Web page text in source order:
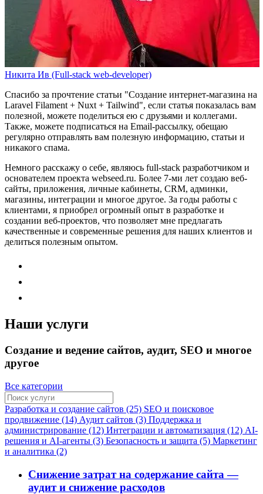
Никита Ив (Full-stack web-developer)
Спасибо за прочтение статьи "Создание интернет-магазина на
Laravel Filament + Nuxt + Tailwind", если статья показалась вам
полезной, можете поделиться ею с друзьями и коллегами.
Также, можете подписаться на Email-рассылку, обещаю
регулярно отправлять вам полезную информацию, статьи и
никакого спама.
Немного расскажу о себе, являюсь full-stack разработчиком и
основателем проекта webseed.ru. Более 7-ми лет создаю веб-
сайты, приложения, личные кабинеты, CRM, админки,
магазины, интеграции и многое другое. За годы работы с
клиентами, я приобрел огромный опыт в разработке и
создании веб-проектов, что позволяет мне предлагать
качественные и современные решения для наших клиентов и
делиться полезным опытом.
Наши услуги
Создание и ведение сайтов, аудит, SEO и многое
другое
Все категории
Разработка и создание сайтов (25) SEO и поисковое
продвижение (14) Аудит сайтов (3) Поддержка и
администрирование (12) Интеграции и автоматизация (12) AI-
решения и AI-агенты (3) Безопасность и защита (5) Маркетинг
и аналитика (2)
Снижение затрат на содержание сайта —
аудит и снижение расходов